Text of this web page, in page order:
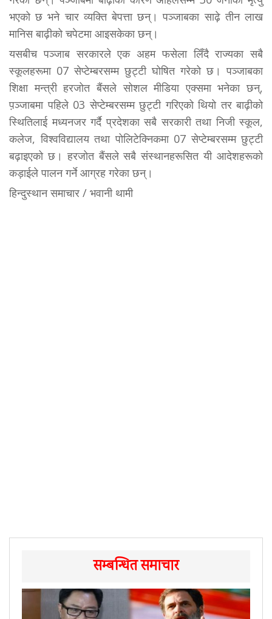
भएको छ भने चार व्यक्ति बेपत्ता छन्। पञ्जाबका साढ़े तीन लाख
मानिस बाढ़ीको चपेटमा आइसकेका छन्।
यसबीच पञ्जाब सरकारले एक अहम फसेला लिँदै राज्यका सबै
स्कूलहरूमा 07 सेप्टेम्बरसम्म छुट्टी घोषित गरेको छ। पञ्जाबका
शिक्षा मन्त्री हरजोत बैंसले सोशल मीडिया एक्समा भनेका छन्,
प़ञ्जाबमा पहिले 03 सेप्टेम्बरसम्म छुट्टी गरिएको थियो तर बाढ़ीको
स्थितिलाई मध्यनजर गर्दै प्रदेशका सबै सरकारी तथा निजी स्कूल,
कलेज, विश्वविद्यालय तथा पोलिटेक्निकमा 07 सेप्टेम्बरसम्म छुट्टी
बढ़ाइएको छ। हरजोत बैंसले सबै संस्थानहरूसित यी आदेशहरूको
कड़ाईले पालन गर्ने आग्रह गरेका छन्।
हिन्दुस्थान समाचार / भवानी थामी
सम्बन्धित समाचार